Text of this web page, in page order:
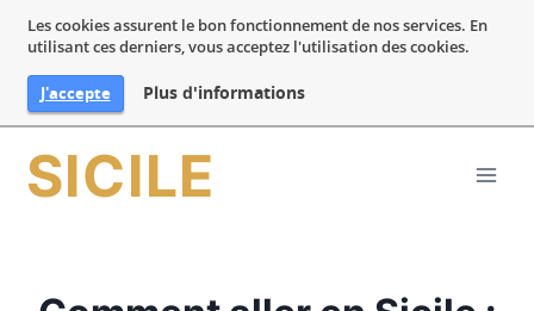
Les cookies assurent le bon fonctionnement de nos services. En
utilisant ces derniers, vous acceptez l'utilisation des cookies.
J'accepte Plus d'informations
SICILE